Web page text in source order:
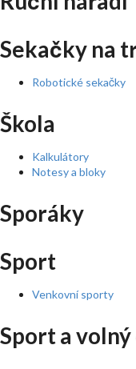
Sekačky na
Robotické sekačky
Škola
Kalkulátory
Notesy a bloky
Sporáky
Sport
Venkovní sporty
Sport a volný